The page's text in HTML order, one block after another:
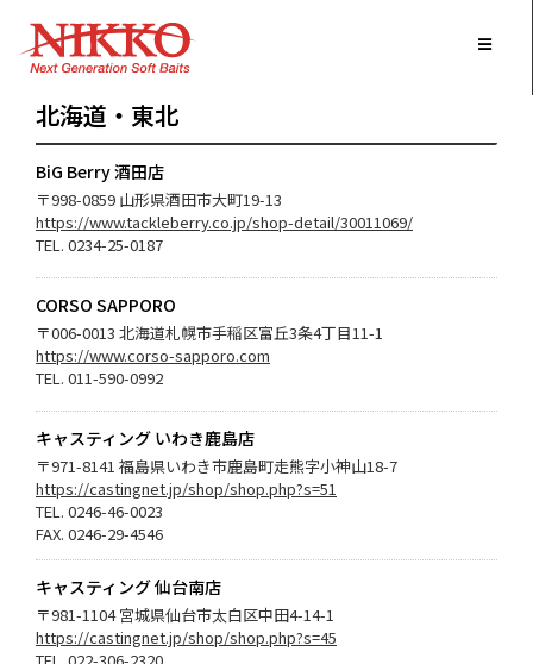
ホーム/ お取り扱い店舗
北海道・東北
BiG Berry 酒田店
〒998-0859 山形県酒田市大町19-13
https://www.tackleberry.co.jp/shop-detail/30011069/
TEL. 0234-25-0187
CORSO SAPPORO
〒006-0013 北海道札幌市手稲区富丘3条4丁目11-1
https://www.corso-sapporo.com
TEL. 011-590-0992
キャスティング いわき鹿島店
〒971-8141 福島県いわき市鹿島町走熊字小神山18-7
https://castingnet.jp/shop/shop.php?s=51
TEL. 0246-46-0023
FAX. 0246-29-4546
キャスティング 仙台南店
〒981-1104 宮城県仙台市太白区中田4-14-1
https://castingnet.jp/shop/shop.php?s=45